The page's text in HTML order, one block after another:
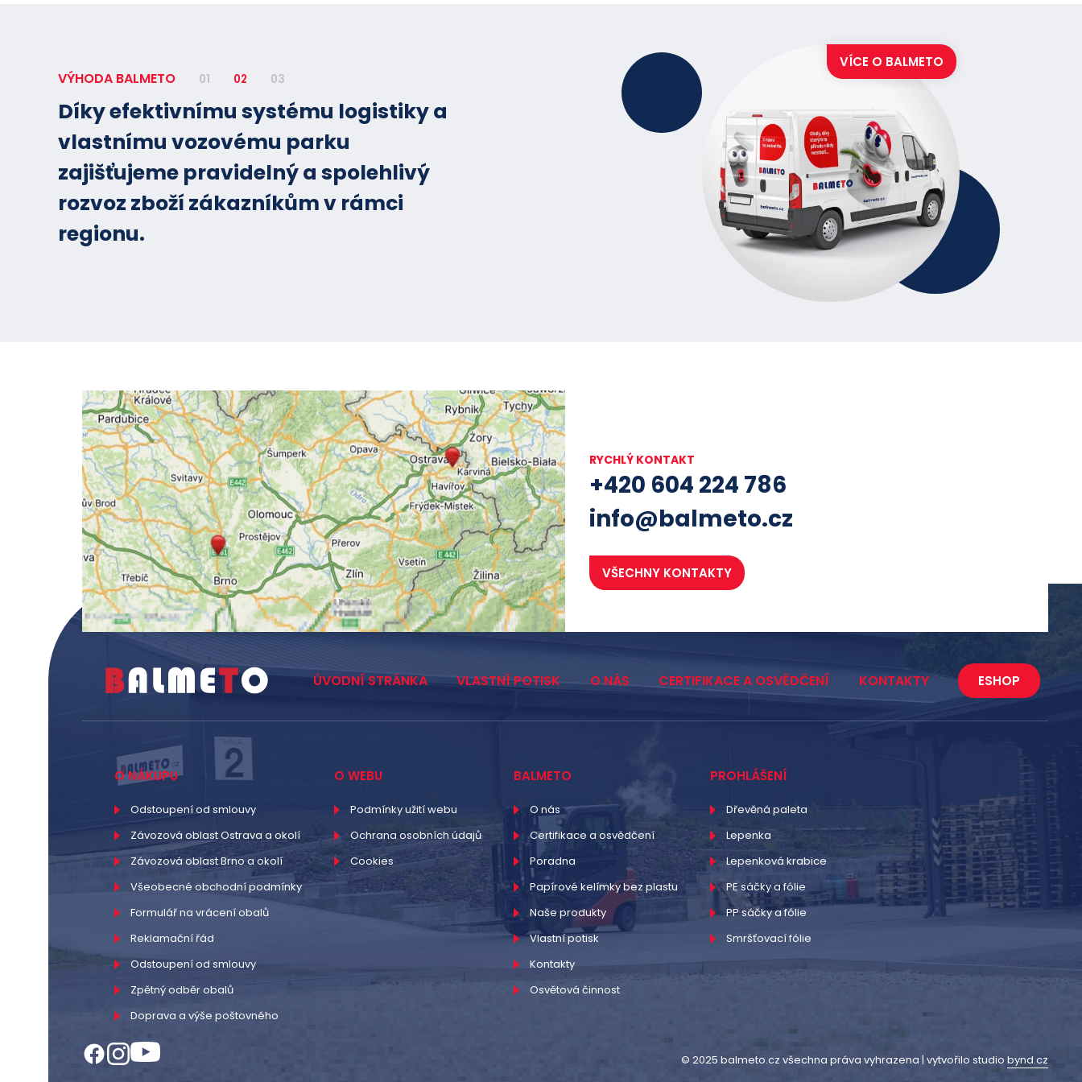
VÝHODA BALMETO 01 02 03
Díky efektivnímu systému logistiky a
vlastnímu vozovému parku
zajišťujeme pravidelný a spolehlivý
rozvoz zboží zákazníkům v rámci
regionu.
VÍCE O BALMETO
RYCHLÝ KONTAKT
+420 604 224 786
info@balmeto.cz
VŠECHNY KONTAKTY
ÚVODNÍ STRÁNKA VLASTNÍ POTISK O NÁS CERTIFIKACE A OSVĚDČENÍ KONTAKTY ESHOP
O NÁKUPU
Odstoupení od smlouvy
Závozová oblast Ostrava a okolí
Závozová oblast Brno a okolí
Všeobecné obchodní podmínky
Formulář na vrácení obalů
Reklamační řád
Odstoupení od smlouvy
Zpětný odběr obalů
Doprava a výše poštovného
O WEBU
Podmínky užití webu
Ochrana osobních údajů
Cookies
BALMETO
O nás
Certifikace a osvědčení
Poradna
Papírové kelímky bez plastu
Naše produkty
Vlastní potisk
Kontakty
Osvětová činnost
PROHLÁŠENÍ
Dřevěná paleta
Lepenka
Lepenková krabice
PE sáčky a fólie
PP sáčky a fólie
Smršťovací fólie
© 2025 balmeto.cz všechna práva vyhrazena | vytvořilo studio bynd.cz